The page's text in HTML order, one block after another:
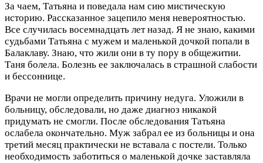
За чаем, Татьяна и поведала нам сию мистическую
историю. Рассказанное зацепило меня невероятностью.
Все случилась восемнадцать лет назад. Я не знаю, какими
судьбами Татьяна с мужем и маленькой дочкой попали в
Балаклаву. Знаю, что жили они в ту пору в общежитии.
Таня болела. Болезнь ее заключалась в страшной слабости
и бессоннице.
Врачи не могли определить причину недуга. Уложили в
больницу, обследовали, но даже диагноз никакой
придумать не смогли. После обследования Татьяна
ослабела окончательно. Муж забрал ее из больницы и она
третий месяц практически не вставала с постели. Только
необходимость заботиться о маленькой дочке заставляла